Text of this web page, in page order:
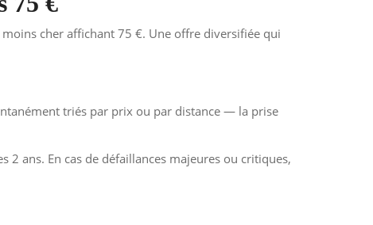
cher affichant 75 €. Une offre diversifiée qui
triés par prix ou par distance — la prise
ans. En cas de défaillances majeures ou critiques,